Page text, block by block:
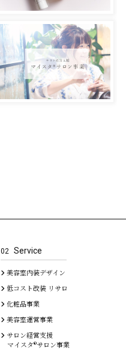
02 Service
美容室内装デザイン
低コスト改装 リサロ
化粧品事業
美容室運営事業
サロン経営支援
マイスタ®サロン事業